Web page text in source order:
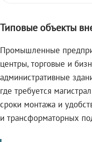
Типовые объекты
Промышленные
центры, торговые и
административные
где требуется
сроки монтажа и
и трансформаторных